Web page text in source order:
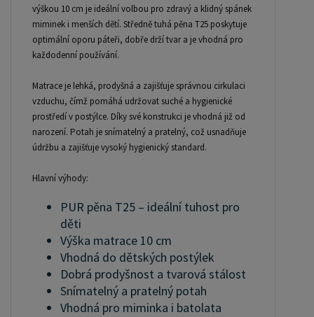
výškou 10 cm je ideální volbou pro zdravý a klidný spánek
miminek i menších dětí. Středně tuhá pěna T25 poskytuje
optimální oporu páteři, dobře drží tvar a je vhodná pro
každodenní používání.
Matrace je lehká, prodyšná a zajišťuje správnou cirkulaci
vzduchu, čímž pomáhá udržovat suché a hygienické
prostředí v postýlce. Díky své konstrukci je vhodná již od
narození. Potah je snímatelný a pratelný, což usnadňuje
údržbu a zajišťuje vysoký hygienický standard.
Hlavní výhody:
PUR pěna T25 – ideální tuhost pro
děti
Výška matrace 10 cm
Vhodná do dětských postýlek
Dobrá prodyšnost a tvarová stálost
Snímatelný a pratelný potah
Vhodná pro miminka i batolata